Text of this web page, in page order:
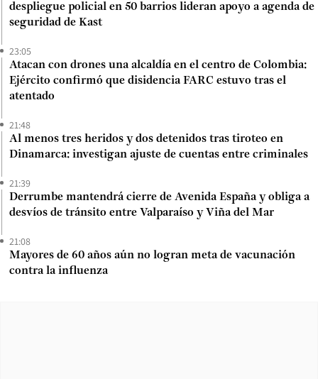
despliegue policial en 50 barrios lideran apoyo a agenda de
seguridad de Kast
23:05
Atacan con drones una alcaldía en el centro de Colombia:
Ejército confirmó que disidencia FARC estuvo tras el
atentado
21:48
Al menos tres heridos y dos detenidos tras tiroteo en
Dinamarca: investigan ajuste de cuentas entre criminales
21:39
Derrumbe mantendrá cierre de Avenida España y obliga a
desvíos de tránsito entre Valparaíso y Viña del Mar
21:08
Mayores de 60 años aún no logran meta de vacunación
contra la influenza